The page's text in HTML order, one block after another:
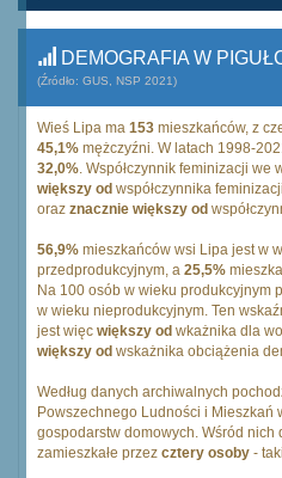
DEMOGRAFIA W
(Źródło: GUS, NSP 2021)
Wieś Lipa ma 153 mieszkańców, z
45,1% mężczyźni. W latach 1998-
32,0%. Współczynnik feminizacji we
większy od współczynnika
oraz znacznie większy od
56,9% mieszkańców wsi Lipa jest w
przedprodukcyjnym, a 25,5%
Na 100 osób w wieku produkcyjnym
w wieku nieprodukcyjnym. Ten
jest więc większy od wkażnika dla
większy od wskażnika obciążenia
Według danych archiwalnych
Powszechnego Ludności i Mieszkań
gospodarstw domowych. Wśród nich
zamieszkałe przez cztery osoby -